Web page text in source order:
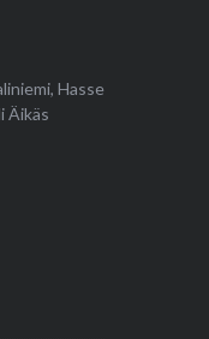
Hasse
Äikäs